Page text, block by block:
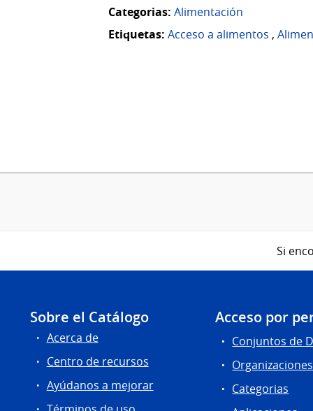
Categorias: Alimentación
Etiquetas: Acceso a alimentos ,
Si
Sobre el Catálogo
Acerca de
Centro de recursos
Ayúdanos a mejorar
Acceso por
Conjuntos de
Organizaciones
Categorias